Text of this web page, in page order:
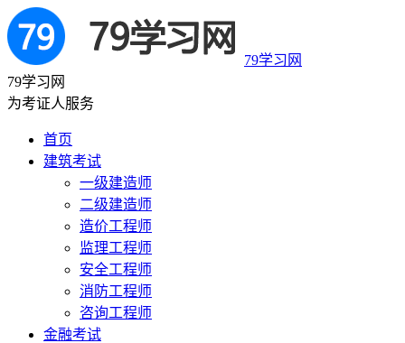
79学习网
79学习网
为考证人服务
首页
建筑考试
一级建造师
二级建造师
造价工程师
监理工程师
安全工程师
消防工程师
咨询工程师
金融考试